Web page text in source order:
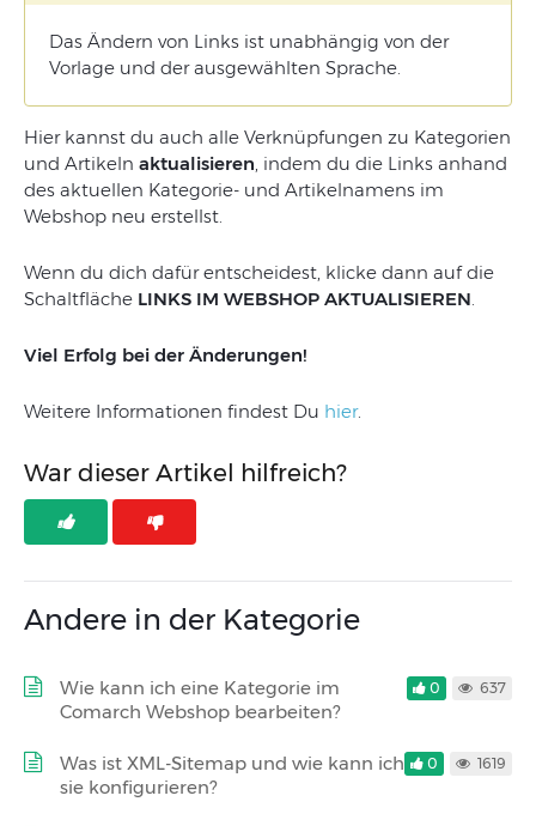
Das Ändern von Links ist unabhängig von der
Vorlage und der ausgewählten Sprache.
Hier kannst du auch alle Verknüpfungen zu Kategorien
und Artikeln aktualisieren, indem du die Links anhand
des aktuellen Kategorie- und Artikelnamens im
Webshop neu erstellst.
Wenn du dich dafür entscheidest, klicke dann auf die
Schaltfläche LINKS IM WEBSHOP AKTUALISIEREN.
Viel Erfolg bei der Änderungen!
Weitere Informationen findest Du hier.
War dieser Artikel hilfreich?
Andere in der Kategorie
Wie kann ich eine Kategorie im
Comarch Webshop bearbeiten?
0 637
Was ist XML-Sitemap und wie kann ich
sie konfigurieren?
0 1619